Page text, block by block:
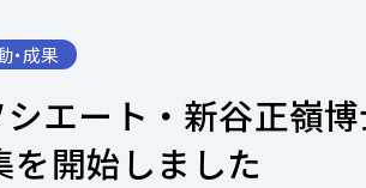
・成果
シエート・新谷正嶺
を開始しました